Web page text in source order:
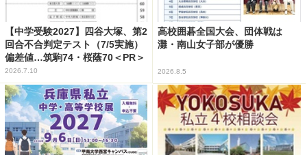
【中学受験2027】四谷大塚、第2
回合不合判定テスト（7/5実施）
偏差値…筑駒74・桜蔭70＜PR＞
2026.7.10
高校囲碁全国大会、団体戦は
灘・南山女子部が優勝
2026.8.5